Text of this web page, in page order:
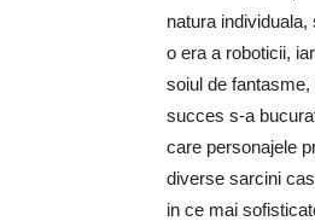
natura
o era a roboticii,
soiul de
succes s-a
care personajele
diverse sarcini
in ce mai